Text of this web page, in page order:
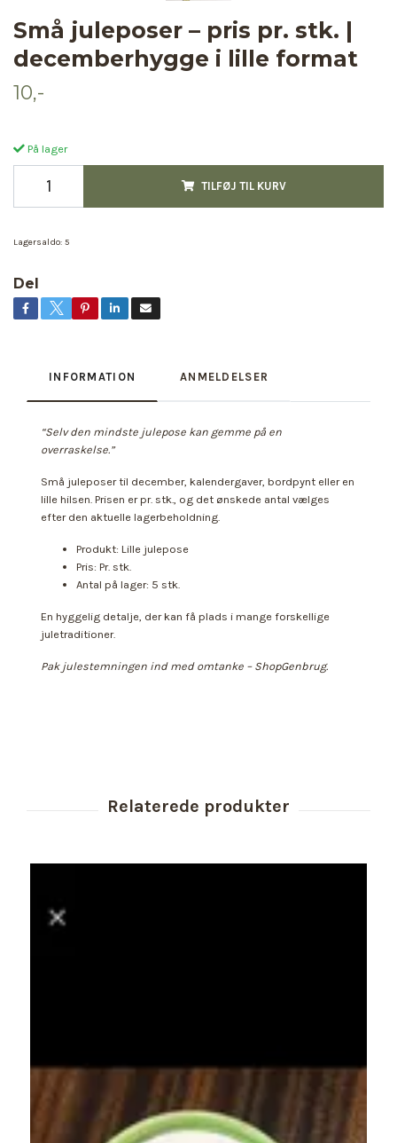
Små juleposer – pris pr. stk. |
decemberhygge i lille format
10,-
På lager
TILFØJ TIL KURV
Lagersaldo: 5
Del
INFORMATION ANMELDELSER
“Selv den mindste julepose kan gemme på en
overraskelse.”
Små juleposer til december, kalendergaver, bordpynt eller en
lille hilsen. Prisen er pr. stk., og det ønskede antal vælges
efter den aktuelle lagerbeholdning.
Produkt: Lille julepose
Pris: Pr. stk.
Antal på lager: 5 stk.
En hyggelig detalje, der kan få plads i mange forskellige
juletraditioner.
Pak julestemningen ind med omtanke – ShopGenbrug.